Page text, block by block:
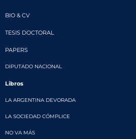
BIO & CV
TESIS DOCTORAL
PAPERS
DIPUTADO NACIONAL
Libros
LA ARGENTINA DEVORADA
LA SOCIEDAD CÓMPLICE
NO VA MÁS